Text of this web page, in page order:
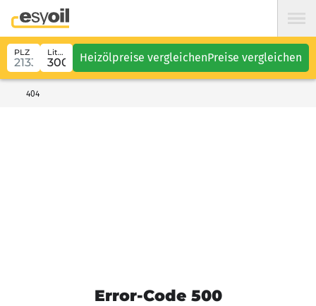
PLZ Liter Heizölpreise vergleichenPreise vergleichen
404
Error-Code 500